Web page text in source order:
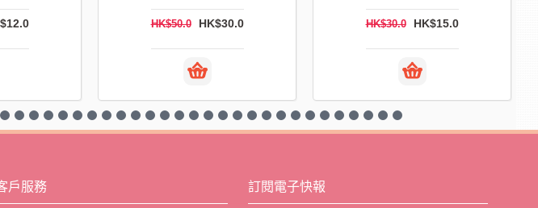
HK$50.0 HK$30.0 HK$30.0 HK$15.0
戶服務 訂閱電子快報